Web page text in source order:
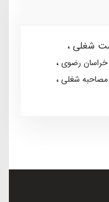
شغلی
خراسان رضوی
مصاحبه شغلی